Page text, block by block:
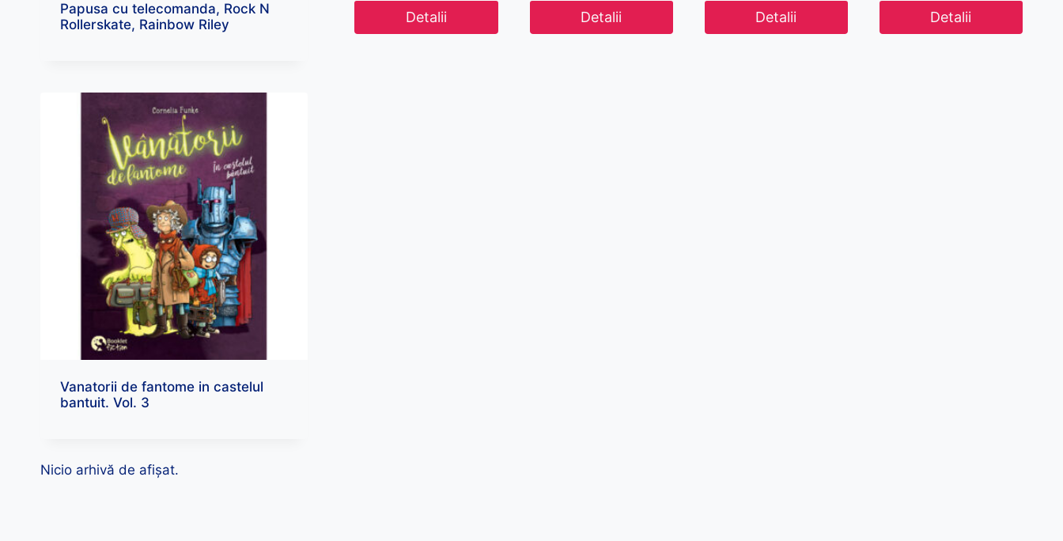
Detalii Detalii Detalii Detalii
Papusa cu telecomanda, Rock N
Rollerskate, Rainbow Riley
Vanatorii de fantome in castelul
bantuit. Vol. 3
Nicio arhivă de afișat.